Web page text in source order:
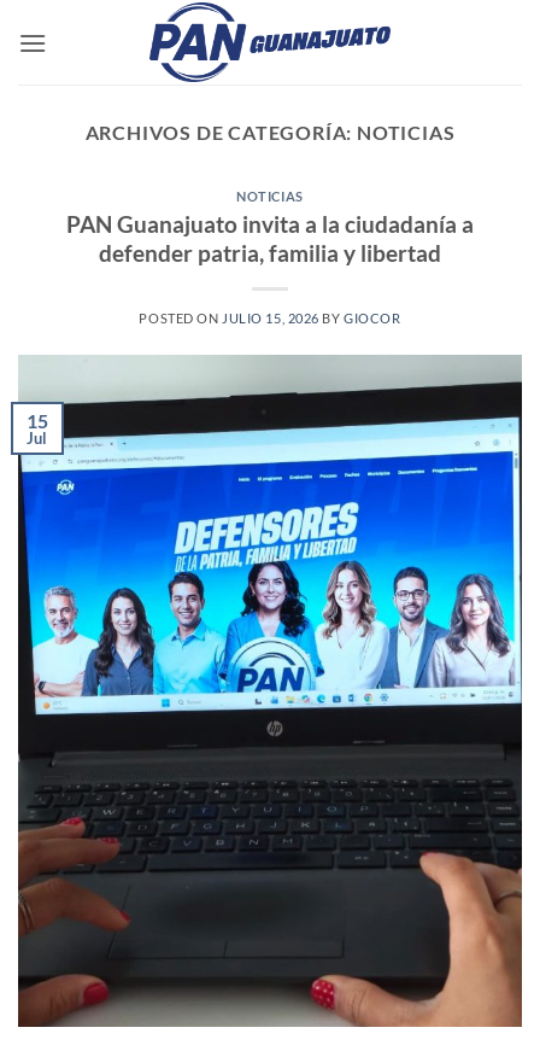
ARCHIVOS DE CATEGORÍA: NOTICIAS
NOTICIAS
PAN Guanajuato invita a la ciudadanía a
defender patria, familia y libertad
POSTED ON JULIO 15, 2026 BYGIOCOR
15
Jul